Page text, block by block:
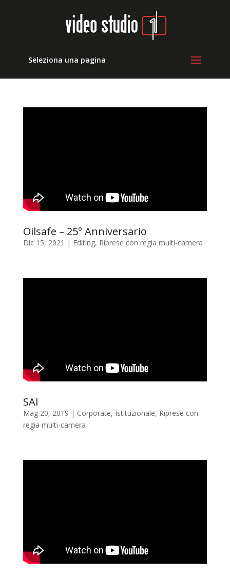
Seleziona una pagina
Oilsafe – 25° Anniversario
Dic 15, 2021 | Editing, Riprese con regia multi-camera
SAI
Mag 20, 2019 | Corporate, Istituzionale, Riprese con
regia multi-camera